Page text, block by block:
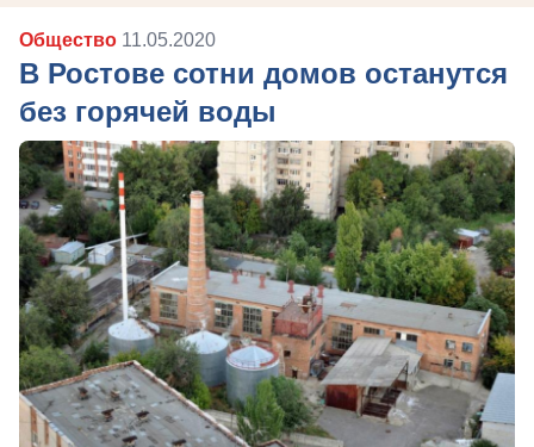
Общество 11.05.2020
В Ростове сотни домов останутся
без горячей воды